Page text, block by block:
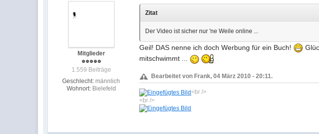
Mitglieder
1.559 Beiträge
Geschlecht: männlich
Wohnort: Bielefeld
Zitat
Der Video ist sicher nur 'ne Weile online ...
Geil! DAS nenne ich doch Werbung für ein Buch!
mitschwimmt ...
Bearbeitet von Frank, 04 März 2010 - 20:11.
<br />
<br />